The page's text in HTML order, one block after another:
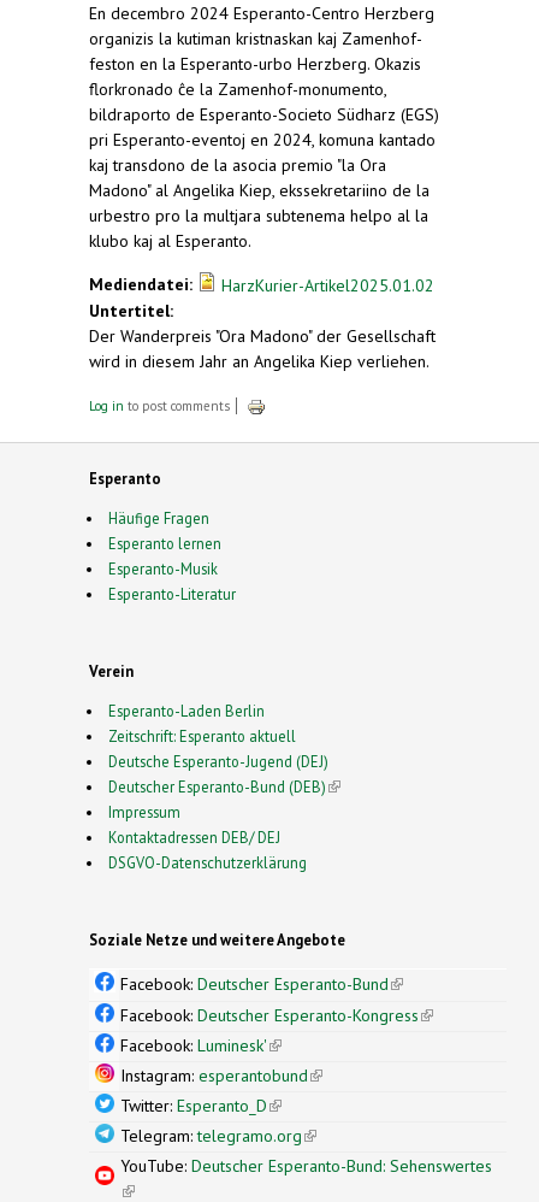
En decembro 2024 Esperanto-Centro Herzberg
organizis la kutiman kristnaskan kaj Zamenhof-
feston en la Esperanto-urbo Herzberg. Okazis
florkronado ĉe la Zamenhof-monumento,
bildraporto de Esperanto-Societo Südharz (EGS)
pri Esperanto-eventoj en 2024, komuna kantado
kaj transdono de la asocia premio "la Ora
Madono" al Angelika Kiep, ekssekretariino de la
urbestro pro la multjara subtenema helpo al la
klubo kaj al Esperanto.
Mediendatei:
HarzKurier-Artikel2025.01.02
Untertitel:
Der Wanderpreis "Ora Madono" der Gesellschaft
wird in diesem Jahr an Angelika Kiep verliehen.
Log in to post comments
Esperanto
Häufige Fragen
Esperanto lernen
Esperanto-Musik
Esperanto-Literatur
Verein
Esperanto-Laden Berlin
Zeitschrift: Esperanto aktuell
Deutsche Esperanto-Jugend (DEJ)
Deutscher Esperanto-Bund (DEB)(link is external)
Impressum
Kontaktadressen DEB/ DEJ
DSGVO-Datenschutzerklärung
Soziale Netze und weitere Angebote
Facebook: Deutscher Esperanto-Bund(link is
external)
Facebook: Deutscher Esperanto-Kongress(link is
Facebook: Luminesk'(link is external)
Instagram: esperantobund(link is external)
Twitter: Esperanto_D(link is external)
Telegram:telegramo.org(link is external)
YouTube: Deutscher Esperanto-Bund: Sehenswertes
(link is external)